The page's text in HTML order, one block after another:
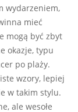
wydarzeniem,
mieć
mogą być zbyt
okazje, typu
po plaży.
wzory, lepiej
w takim stylu.
ale wesołe